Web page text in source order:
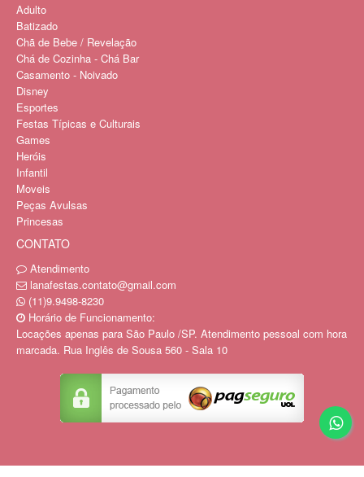
Adulto
Batizado
Chã de Bebe / Revelação
Chá de Cozinha - Chá Bar
Casamento - Noivado
Disney
Esportes
Festas Típicas e Culturais
Games
Heróis
Infantil
Moveis
Peças Avulsas
Princesas
CONTATO
Atendimento
lanafestas.contato@gmail.com
(11)9.9498-8230
Horário de Funcionamento:
Locações apenas para São Paulo /SP. Atendimento pessoal com hora
marcada. Rua Inglês de Sousa 560 - Sala 10